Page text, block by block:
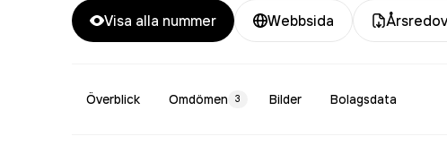
Visa alla nummer Webbsida
Överblick Omdömen 3 Bilder Bolagsdata